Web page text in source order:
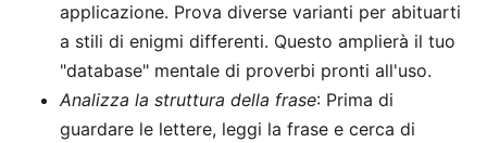
applicazione. Prova diverse varianti per abituarti
a stili di enigmi differenti. Questo amplierà il tuo
"database" mentale di proverbi pronti all'uso.
Analizza la struttura della frase: Prima di
guardare le lettere, leggi la frase e cerca di